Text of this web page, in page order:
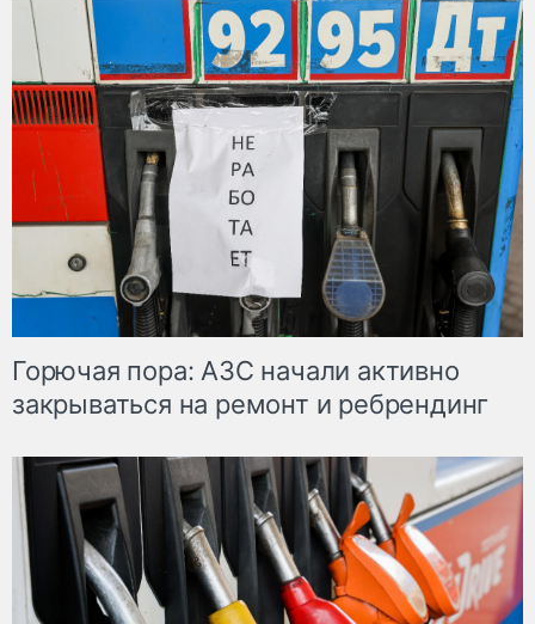
Горючая пора: АЗС начали активно
закрываться на ремонт и ребрендинг